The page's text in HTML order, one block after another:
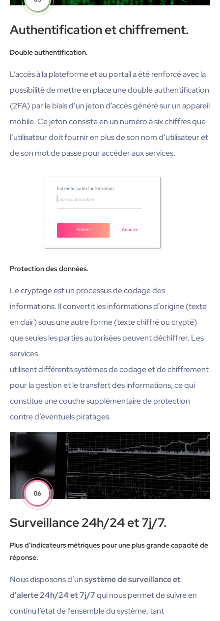
Authentification et chiffrement.
Double authentification.
L’accès à la plateforme et au portail a été renforcé avec la
possibilité de mettre en place une double authentification
(2FA) par le biais d’un jeton d’accès généré sur un appareil
mobile. Ce jeton consiste en un numéro à six chiffres que
l’utilisateur doit fournir en plus de son nom d’utilisateur et
de son mot de passe pour accéder aux services.
Protection des données.
Le cryptage est un processus de codage des
informations. Il convertit les informations d’origine (texte
en clair) sous une autre forme (texte chiffré ou crypté)
que seules les parties autorisées peuvent déchiffrer. Les
services
utilisent différents systèmes de codage et de chiffrement
pour la gestion et le transfert des informations, ce qui
constitue une couche supplémentaire de protection
contre d’éventuels piratages.
Surveillance 24h/24 et 7j/7.
Plus d’indicateurs métriques pour une plus grande capacité de
réponse.
Nous disposons d’unsystème de surveillance et
d’alerte 24h/24 et 7j/7qui nous permet de suivre en
continu l’état de l’ensemble du système, tant